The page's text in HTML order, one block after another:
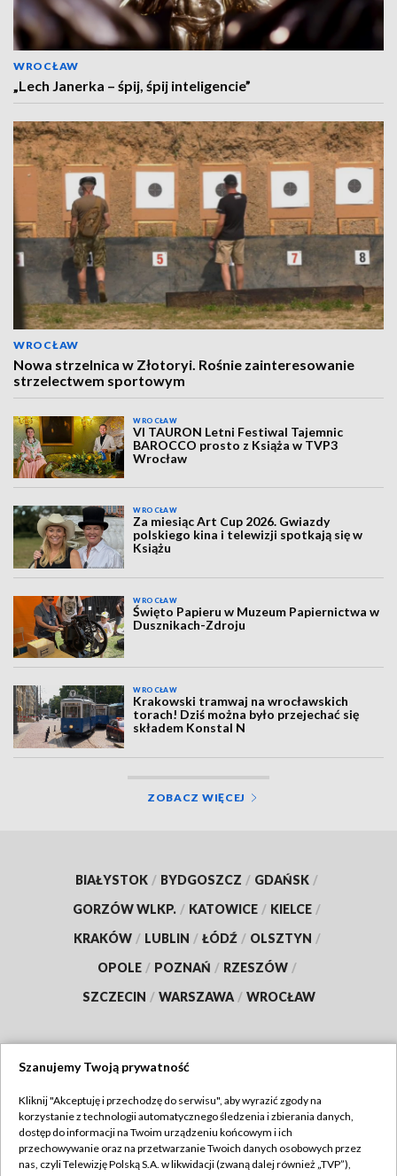
WROCŁAW
„Lech Janerka – śpij, śpij inteligencie”
WROCŁAW
Nowa strzelnica w Złotoryi. Rośnie zainteresowanie
strzelectwem sportowym
WROCŁAW
VI TAURON Letni Festiwal Tajemnic
BAROCCO prosto z Książa w TVP3
Wrocław
WROCŁAW
Za miesiąc Art Cup 2026. Gwiazdy
polskiego kina i telewizji spotkają się w
Książu
WROCŁAW
Święto Papieru w Muzeum Papiernictwa w
Dusznikach-Zdroju
WROCŁAW
Krakowski tramwaj na wrocławskich
torach! Dziś można było przejechać się
składem Konstal N
ZOBACZ WIĘCEJ
BIAŁYSTOK / BYDGOSZCZ / GDAŃSK /
GORZÓW WLKP. / KATOWICE / KIELCE /
KRAKÓW / LUBLIN / ŁÓDŹ / OLSZTYN /
OPOLE / POZNAŃ / RZESZÓW /
SZCZECIN / WARSZAWA / WROCŁAW
TVP
Abonament TVP
Regulamin TVP
Szanujemy Twoją prywatność
Kliknij "Akceptuję i przechodzę do serwisu", aby wyrazić zgody na
korzystanie z technologii automatycznego śledzenia i zbierania danych,
dostęp do informacji na Twoim urządzeniu końcowym i ich
przechowywanie oraz na przetwarzanie Twoich danych osobowych przez
nas, czyli Telewizję Polską S.A. w likwidacji (zwaną dalej również „TVP”),